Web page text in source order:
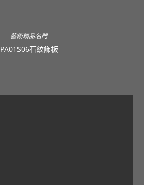
藝術精品名門
PA01S06石紋飾板